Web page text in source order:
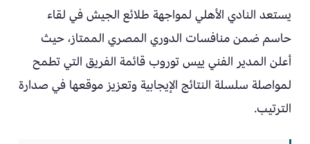
يستعد النادي الأهلي لمواجهة طلائع الجيش في لقاء
حاسم ضمن منافسات الدوري المصري الممتاز، حيث
أعلن المدير الفني ييس توروب قائمة الفريق التي تطمح
لمواصلة سلسلة النتائج الإيجابية وتعزيز موقعها في صدارة
الترتيب.